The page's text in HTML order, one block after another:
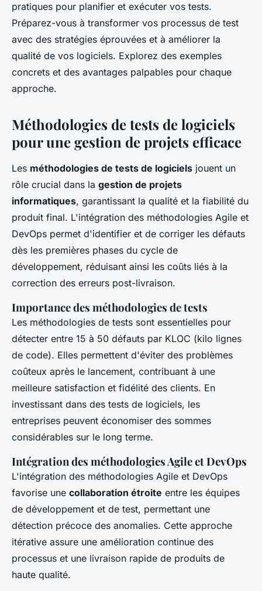
pratiques pour planifier et exécuter vos tests.
Préparez-vous à transformer vos processus de test
avec des stratégies éprouvées et à améliorer la
qualité de vos logiciels. Explorez des exemples
concrets et des avantages palpables pour chaque
approche.
Méthodologies de tests de logiciels
pour une gestion de projets efficace
Les méthodologies de tests de logiciels jouent un
rôle crucial dans la gestion de projets
informatiques, garantissant la qualité et la fiabilité du
produit final. L'intégration des méthodologies Agile et
DevOps permet d'identifier et de corriger les défauts
dès les premières phases du cycle de
développement, réduisant ainsi les coûts liés à la
correction des erreurs post-livraison.
Importance des méthodologies de tests
Les méthodologies de tests sont essentielles pour
détecter entre 15 à 50 défauts par KLOC (kilo lignes
de code). Elles permettent d'éviter des problèmes
coûteux après le lancement, contribuant à une
meilleure satisfaction et fidélité des clients. En
investissant dans des tests de logiciels, les
entreprises peuvent économiser des sommes
considérables sur le long terme.
Intégration des méthodologies Agile et DevOps
L'intégration des méthodologies Agile et DevOps
favorise une collaboration étroite entre les équipes
de développement et de test, permettant une
détection précoce des anomalies. Cette approche
itérative assure une amélioration continue des
processus et une livraison rapide de produits de
haute qualité.